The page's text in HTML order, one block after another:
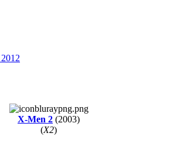
X-Men 2 (2003)
(X2)